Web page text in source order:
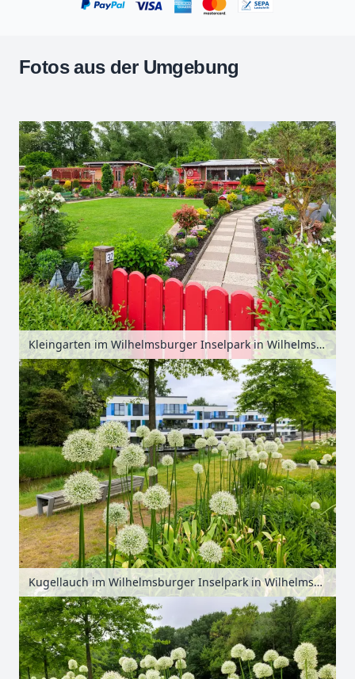
Fotos aus der Umgebung
+
−
Kleingarten im Wilhelmsburger Inselpark in Wilhelmsburg, Hamburg, Deutschland
Kugellauch im Wilhelmsburger Inselpark in Wilhelmsburg, Hamburg, Deutschland